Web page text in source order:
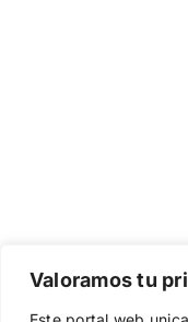
Valoramos tu